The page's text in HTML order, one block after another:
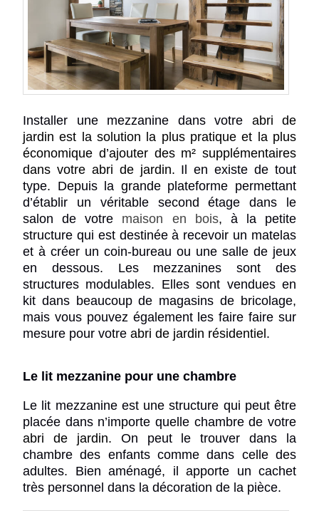
Installer une mezzanine dans votre abri de
jardin est la solution la plus pratique et la plus
économique d’ajouter des m² supplémentaires
dans votre abri de jardin. Il en existe de tout
type. Depuis la grande plateforme permettant
d’établir un véritable second étage dans le
salon de votre maison en bois, à la petite
structure qui est destinée à recevoir un matelas
et à créer un coin-bureau ou une salle de jeux
en dessous. Les mezzanines sont des
structures modulables. Elles sont vendues en
kit dans beaucoup de magasins de bricolage,
mais vous pouvez également les faire faire sur
mesure pour votre abri de jardin résidentiel.
Le lit mezzanine pour une chambre
Le lit mezzanine est une structure qui peut être
placée dans n’importe quelle chambre de votre
abri de jardin. On peut le trouver dans la
chambre des enfants comme dans celle des
adultes. Bien aménagé, il apporte un cachet
très personnel dans la décoration de la pièce.